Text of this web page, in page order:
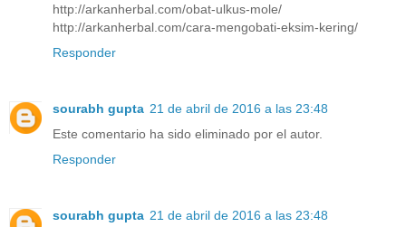
http://arkanherbal.com/obat-ulkus-mole/
http://arkanherbal.com/cara-mengobati-eksim-kering/
Responder
sourabh gupta 21 de abril de 2016 a las 23:48
Este comentario ha sido eliminado por el autor.
Responder
sourabh gupta 21 de abril de 2016 a las 23:48